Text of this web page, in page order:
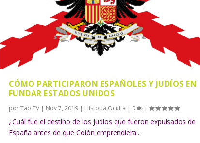
CÓMO PARTICIPARON ESPAÑOLES Y JUDÍOS EN
FUNDAR ESTADOS UNIDOS
porTao TV| Nov 7, 2019| Historia Oculta | 0 |
¿Cuál fue el destino de los judíos que fueron expulsados de
España antes de que Colón emprendiera...